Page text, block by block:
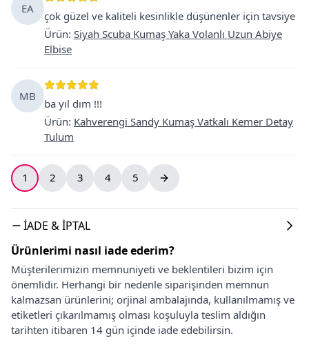
EA
çok güzel ve kaliteli kesinlikle düşünenler için tavsiye
Ürün: Siyah Scuba Kumaş Yaka Volanlı Uzun Abiye
Elbise
MB
ba yıl dım !!!
Ürün: Kahverengi Sandy Kumaş Vatkalı Kemer Detay
Tulum
1 2 3 4 5
İADE & İPTAL
Ürünlerimi nasıl iade ederim?
Müşterilerimizin memnuniyeti ve beklentileri bizim için
önemlidir. Herhangi bir nedenle siparişinden memnun
kalmazsan ürünlerini; orjinal ambalajında, kullanılmamış ve
etiketleri çıkarılmamış olması koşuluyla teslim aldığın
tarihten itibaren 14 gün içinde iade edebilirsin.